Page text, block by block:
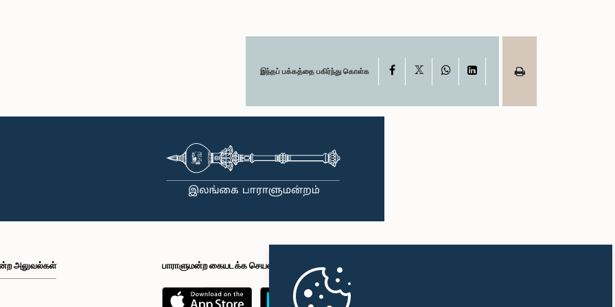
இந்தப் பக்கத்தை பகிர்ந்து கொள்க Facebook WhatsAppLinkedIn
அலுவல்கள் பாராளுமன்ற கையடக்க செயலி